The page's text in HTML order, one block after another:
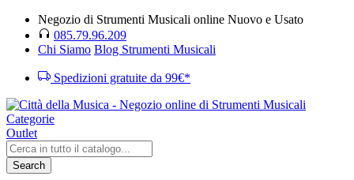
Negozio di Strumenti Musicali online Nuovo e Usato
085.79.96.209
Chi Siamo Blog Strumenti Musicali
Spedizioni gratuite da 99€*
Categorie
Outlet
Search